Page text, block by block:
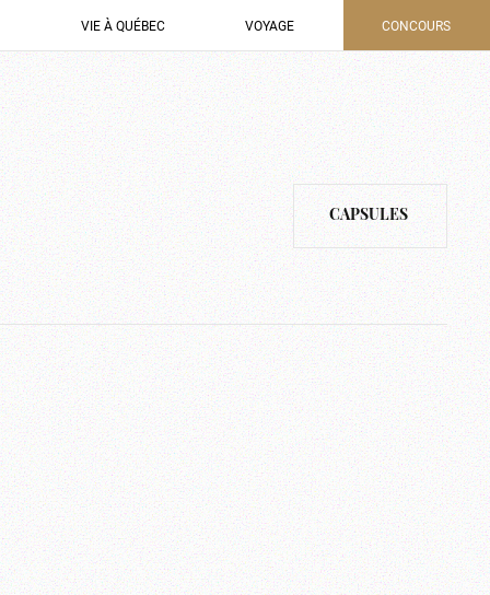
VIE À QUÉBEC VOYAGE CONCOURS
CAPSULES